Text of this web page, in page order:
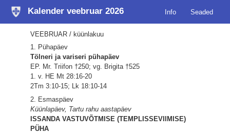
Kalender veebruar 2026 Info Seaded
VEEBRUAR / küünlakuu
1. Pühapäev
Tölneri ja variseri pühapäev
EP. Mr. Triifon †250; vg. Brigita †525
1. v. HE Mt 28:16-20
2Tm 3:10-15; Lk 18:10-14
2. Esmaspäev
Küünlapäev, Tartu rahu aastapäev
ISSANDA VASTUVÕTMISE (TEMPLISSEVIIMISE)
PÜHA